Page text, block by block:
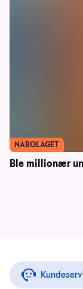
Ble millionær
NABOLAGET